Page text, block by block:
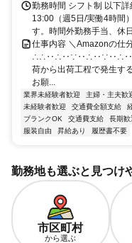
勤務時間 シフト制 以下
13:00（週5日/実働4時間
す。時間外勤務手当、休
仕事内容 ＼Amazonの
荷から出荷工程で発生す
お願...
業界未経験者歓迎 主婦・主夫歓
未経験者歓迎
交通費全額支給
ブランクOK
交通費支給 長期歓
服装自由
昇給あり 履歴書不要
勤務地も選ぶと見つけ
市区町村
から選ぶ